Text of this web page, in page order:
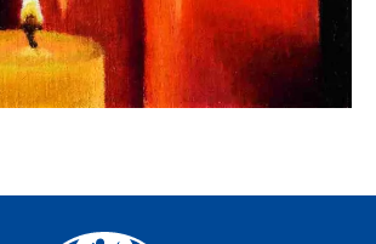
Facebook
YouTube
Instagram